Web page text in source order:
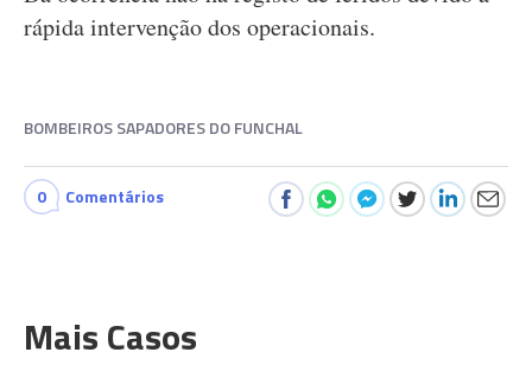
rápida intervenção dos operacionais.
BOMBEIROS SAPADORES DO FUNCHAL
0 Comentários
Mais Casos